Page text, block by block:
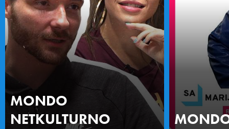
MONDO
NETKULTURNO